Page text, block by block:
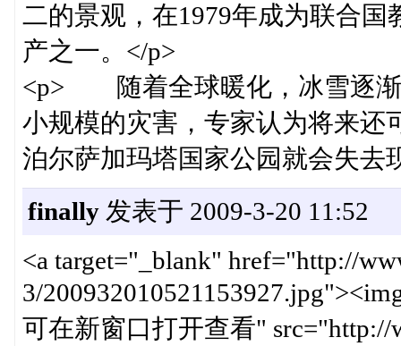
二的景观，在1979年成为联合
产之一。</p>
<p> 随着全球暖化，冰雪逐渐
小规模的灾害，专家认为将来还
泊尔萨加玛塔国家公园就会失去
finally发表于 2009-3-20 11:52
<a target="_blank" href="http://
3/
可在新窗口打开查看" src="http://